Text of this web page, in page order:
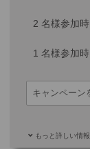
2 名様参加時
1 名様参加時
もっと詳しい情報